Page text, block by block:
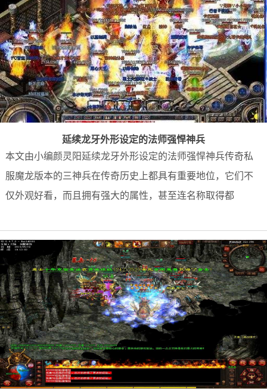
延续龙牙外形设定的法师强悍神兵
本文由小编颜灵阳延续龙牙外形设定的法师强悍神兵传奇私
服魔龙版本的三神兵在传奇历史上都具有重要地位，它们不
仅外观好看，而且拥有强大的属性，甚至连名称取得都